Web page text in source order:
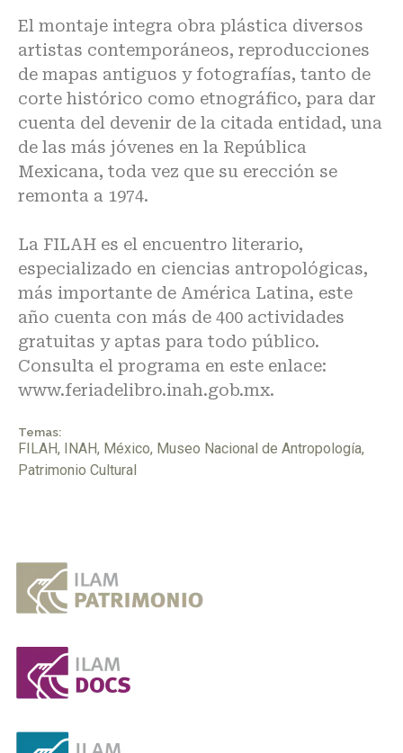
El montaje integra obra plástica diversos
artistas contemporáneos, reproducciones
de mapas antiguos y fotografías, tanto de
corte histórico como etnográfico, para dar
cuenta del devenir de la citada entidad, una
de las más jóvenes en la República
Mexicana, toda vez que su erección se
remonta a 1974.
La FILAH es el encuentro literario,
especializado en ciencias antropológicas,
más importante de América Latina, este
año cuenta con más de 400 actividades
gratuitas y aptas para todo público.
Consulta el programa en este enlace:
www.feriadelibro.inah.gob.mx.
Temas:
FILAH, INAH, México, Museo Nacional de Antropología,
Patrimonio Cultural